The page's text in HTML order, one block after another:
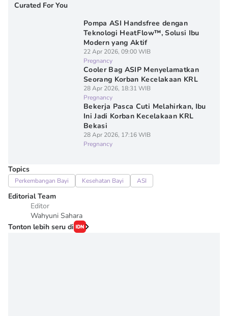
Curated For You
Pompa ASI Handsfree dengan
Teknologi HeatFlow™, Solusi Ibu
Modern yang Aktif
22 Apr 2026, 09:00 WIB
Pregnancy
Cooler Bag ASIP Menyelamatkan
Seorang Korban Kecelakaan KRL
28 Apr 2026, 18:31 WIB
Pregnancy
Bekerja Pasca Cuti Melahirkan, Ibu
Ini Jadi Korban Kecelakaan KRL
Bekasi
28 Apr 2026, 17:16 WIB
Pregnancy
Topics
Perkembangan Bayi Kesehatan Bayi ASI
Editorial Team
Editor
Wahyuni Sahara
Tonton lebih seru di